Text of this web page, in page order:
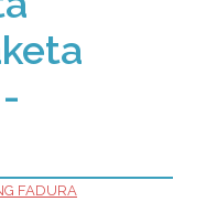
FADURA